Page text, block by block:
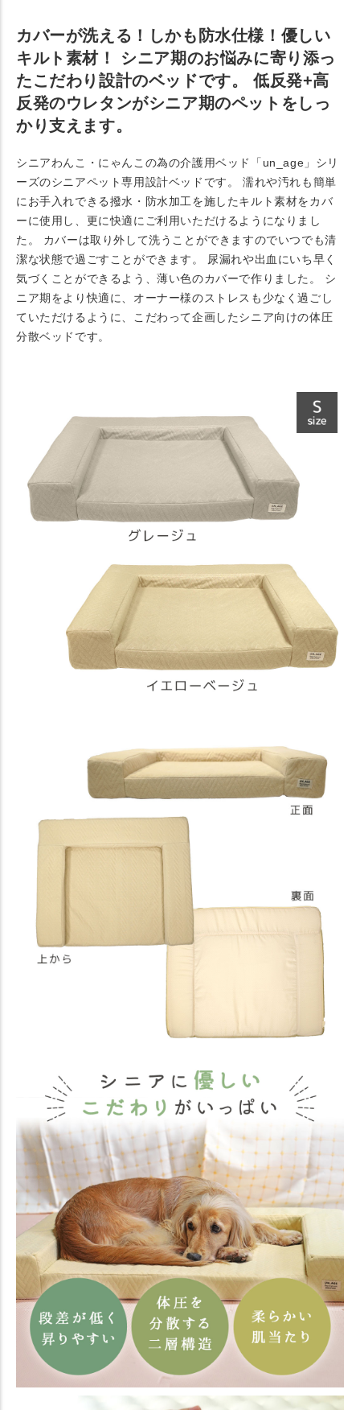
カバーが洗える！しかも防水仕様！優しい
キルト素材！ シニア期のお悩みに寄り添っ
たこだわり設計のベッドです。 低反発+高
反発のウレタンがシニア期のペットをしっ
かり支えます。
シニアわんこ・にゃんこの為の介護用ベッド「un_age」シリ
ーズのシニアペット専用設計ベッドです。 濡れや汚れも簡単
にお手入れできる撥水・防水加工を施したキルト素材をカバ
ーに使用し、更に快適にご利用いただけるようになりまし
た。 カバーは取り外して洗うことができますのでいつでも清
潔な状態で過ごすことができます。 尿漏れや出血にいち早く
気づくことができるよう、薄い色のカバーで作りました。 シ
ニア期をより快適に、オーナー様のストレスも少なく過ごし
ていただけるように、こだわって企画したシニア向けの体圧
分散ベッドです。